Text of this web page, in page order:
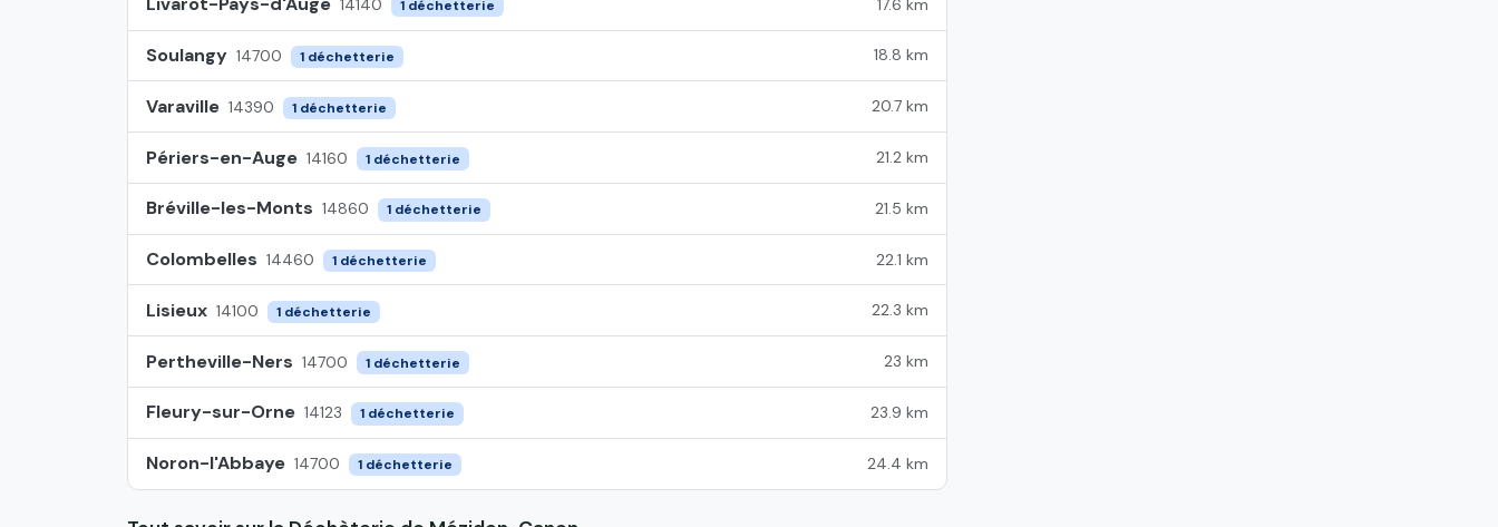
14140 1 déchetterie 17.6 km
Soulangy 14700 1 déchetterie 18.8 km
Varaville 14390 1 déchetterie 20.7 km
Périers-en-Auge 14160 1 déchetterie 21.2 km
Bréville-les-Monts 14860 1 déchetterie 21.5 km
Colombelles 14460 1 déchetterie 22.1 km
Lisieux 14100 1 déchetterie 22.3 km
Pertheville-Ners 14700 1 déchetterie 23 km
Fleury-sur-Orne 14123 1 déchetterie 23.9 km
Noron-l'Abbaye 14700 1 déchetterie 24.4 km